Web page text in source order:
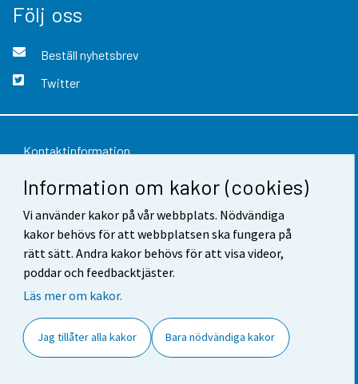
Information om kakor (cookies)
Vi använder kakor på vår webbplats. Nödvändiga
kakor behövs för att webbplatsen ska fungera på
rätt sätt. Andra kakor behövs för att visa videor,
poddar och feedbacktjäster.
Läs mer om kakor.
Jag tillåter alla kakor Bara nödvändiga kakor
Följ oss
Beställ nyhetsbrev
Twitter
Kontaktinformation
Respons
Användarvillkor
Dataskydd
Tillgänglighet
Cookie-inställningar